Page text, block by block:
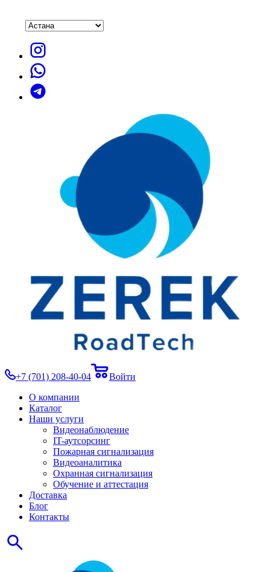
+7 (701) 208-40-04
Войти
О компании
Каталог
Наши услуги
Видеонаблюдение
IT-аутсорсинг
Пожарная сигнализация
Видеоаналитика
Охранная сигнализация
Обучение и аттестация
Доставка
Блог
Контакты